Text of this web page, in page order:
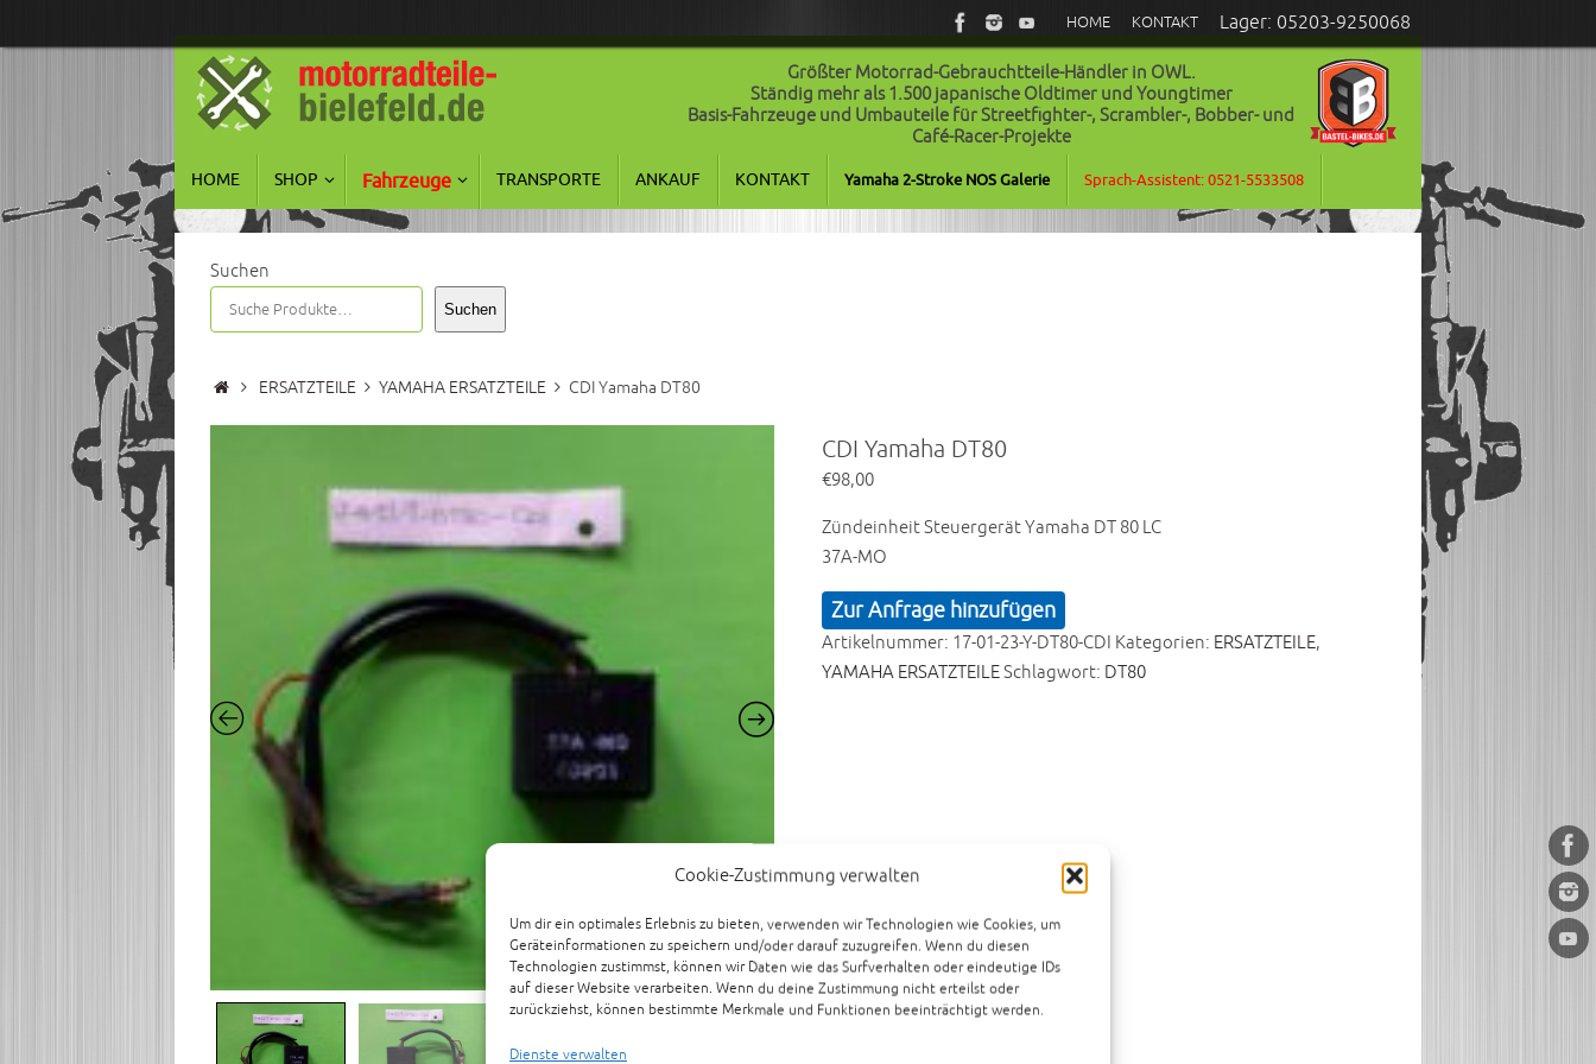
Cookie-Zustimmung verwalten
Um dir ein optimales Erlebnis zu bieten, verwenden wir Technologien wie Cookies, um
Geräteinformationen zu speichern und/oder darauf zuzugreifen. Wenn du diesen
Technologien zustimmst, können wir Daten wie das Surfverhalten oder eindeutige IDs
auf dieser Website verarbeiten. Wenn du deine Zustimmung nicht erteilst oder
zurückziehst, können bestimmte Merkmale und Funktionen beeinträchtigt werden.
Dienste verwalten
Zum
HOME KONTAKT Lager: 05203-9250068
Größter Motorrad-Gebrauchtteile-Händler in OWL.
Ständig mehr als 1.500 japanische Oldtimer und Youngtimer
Basis-Fahrzeuge und Umbauteile für Streetfighter-, Scrambler-, Bobber- und
Café-Racer-Projekte
Zum
Inhalt
springen
HOME SHOP Fahrzeuge TRANSPORTE ANKAUF KONTAKT Yamaha 2-Stroke NOS Galerie Sprach-Assistent: 0521-5533508
Suchen
Suchen
StartERSATZTEILE YAMAHA ERSATZTEILE CDI Yamaha DT80
CDI Yamaha DT80
€98,00
Zündeinheit Steuergerät Yamaha DT 80 LC
37A-MO
Zur Anfrage hinzufügen
Artikelnummer: 17-01-23-Y-DT80-CDI Kategorien: ERSATZTEILE,
YAMAHA ERSATZTEILESchlagwort: DT80